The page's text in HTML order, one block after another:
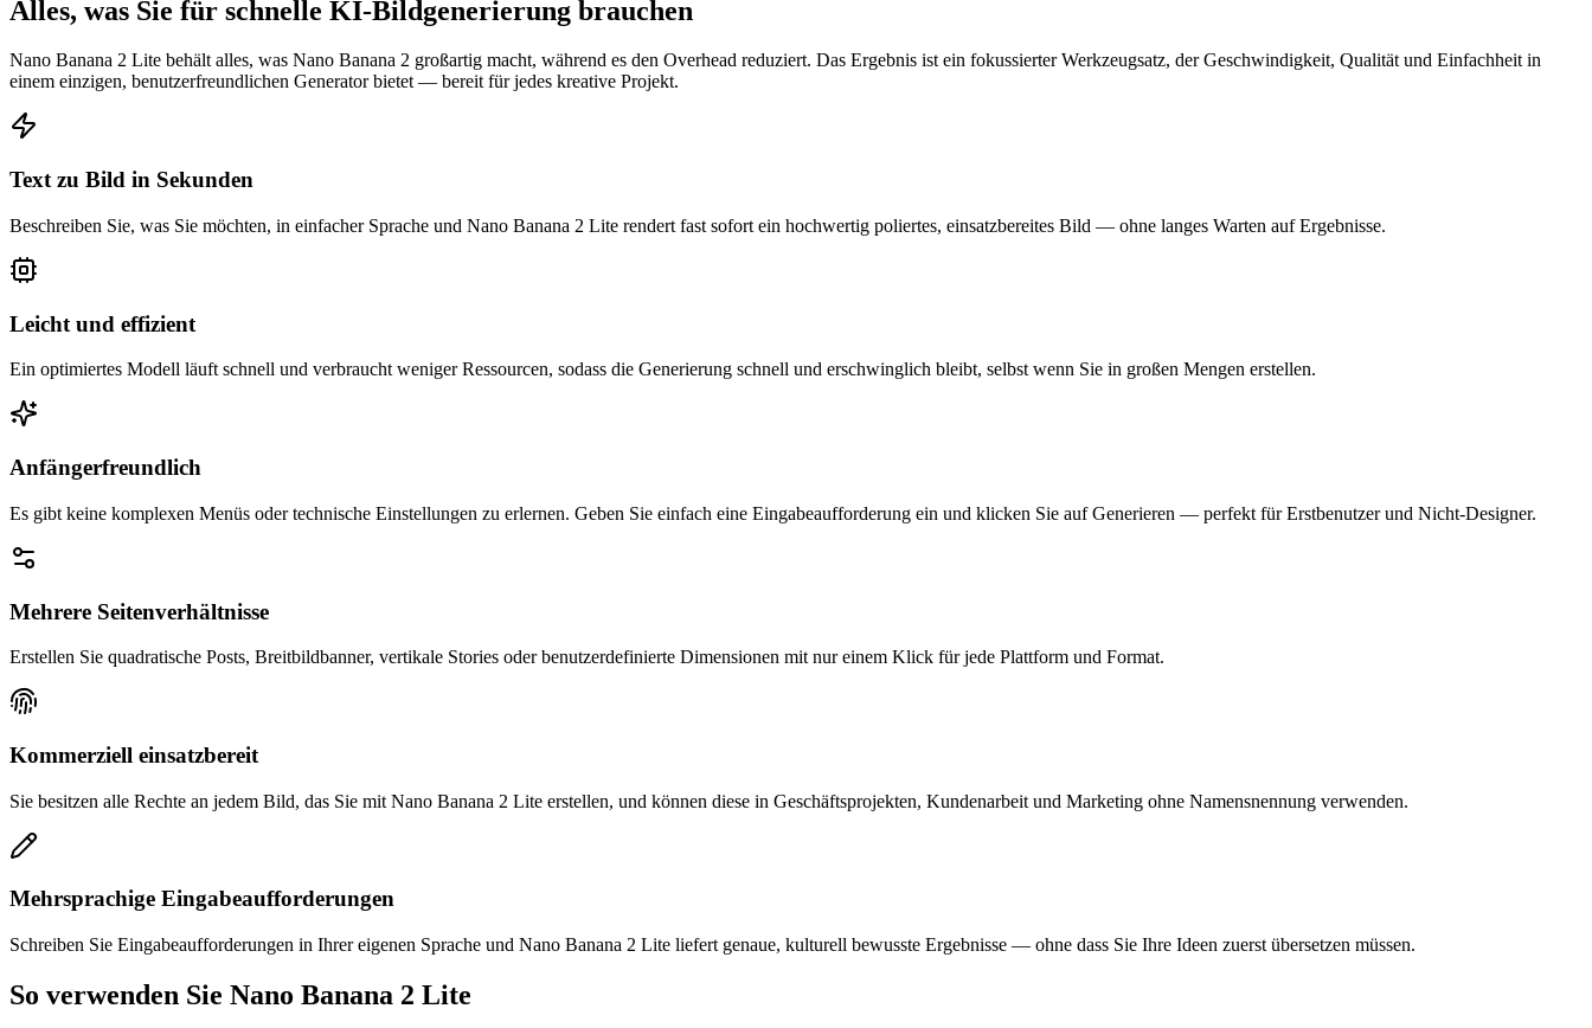
Alles, was Sie für schnelle KI-Bildgenerierung brauchen
Nano Banana 2 Lite behält alles, was Nano Banana 2 großartig macht, während es den Overhead reduziert. Das Ergebnis ist ein fokussierter Werkzeugsatz, der Geschwindigkeit, Qualität und Einfachheit in
einem einzigen, benutzerfreundlichen Generator bietet — bereit für jedes kreative Projekt.
Text zu Bild in Sekunden
Beschreiben Sie, was Sie möchten, in einfacher Sprache und Nano Banana 2 Lite rendert fast sofort ein hochwertig poliertes, einsatzbereites Bild — ohne langes Warten auf Ergebnisse.
Leicht und effizient
Ein optimiertes Modell läuft schnell und verbraucht weniger Ressourcen, sodass die Generierung schnell und erschwinglich bleibt, selbst wenn Sie in großen Mengen erstellen.
Anfängerfreundlich
Es gibt keine komplexen Menüs oder technische Einstellungen zu erlernen. Geben Sie einfach eine Eingabeaufforderung ein und klicken Sie auf Generieren — perfekt für Erstbenutzer und Nicht-Designer.
Mehrere Seitenverhältnisse
Erstellen Sie quadratische Posts, Breitbildbanner, vertikale Stories oder benutzerdefinierte Dimensionen mit nur einem Klick für jede Plattform und Format.
Kommerziell einsatzbereit
Sie besitzen alle Rechte an jedem Bild, das Sie mit Nano Banana 2 Lite erstellen, und können diese in Geschäftsprojekten, Kundenarbeit und Marketing ohne Namensnennung verwenden.
Mehrsprachige Eingabeaufforderungen
Schreiben Sie Eingabeaufforderungen in Ihrer eigenen Sprache und Nano Banana 2 Lite liefert genaue, kulturell bewusste Ergebnisse — ohne dass Sie Ihre Ideen zuerst übersetzen müssen.
So verwenden Sie Nano Banana 2 Lite